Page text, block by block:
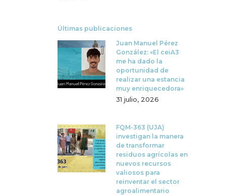
Últimas publicaciones
Juan Manuel Pérez
González: «El ceiA3
me ha dado la
oportunidad de
realizar una estancia
muy enriquecedora»
31 julio, 2026
FQM-363 (UJA)
investigan la manera
de transformar
residuos agrícolas en
nuevos recursos
valiosos para
reinventar el sector
agroalimentario